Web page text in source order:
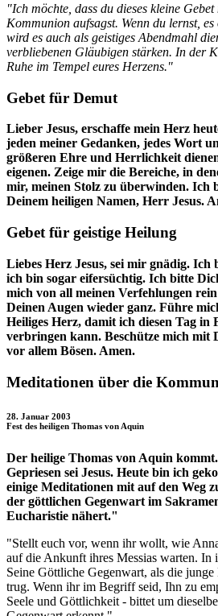
"Ich möchte, dass du dieses kleine
Kommunion aufsagst. Wenn du lernst, es
wird es auch als geistiges Abendmahl
verbliebenen Gläubigen stärken. In der
Ruhe im Tempel eures Herzens."
Gebet für Demut
Lieber Jesus, erschaffe mein Herz
jeden meiner Gedanken, jedes Wort
größeren Ehre und Herrlichkeit
eigenen. Zeige mir die Bereiche, in
mir, meinen Stolz zu überwinden. Ich
Deinem heiligen Namen, Herr Jesus.
Gebet für geistige Heilung
Liebes Herz Jesus, sei mir gnädig. Ich
ich bin sogar eifersüchtig. Ich bitte
mich von all meinen Verfehlungen
Deinen Augen wieder ganz. Führe
Heiliges Herz, damit ich diesen Tag in
verbringen kann. Beschütze mich mit
vor allem Bösen. Amen.
Meditationen über die
28. Januar 2003
Fest des heiligen Thomas von Aquin
Der heilige Thomas von Aquin kommt.
Gepriesen sei Jesus. Heute bin ich
einige Meditationen mit auf den Weg
der göttlichen Gegenwart im
Eucharistie nähert."
"Stellt euch vor, wenn ihr wollt, wie
auf die Ankunft ihres Messias warten. In
Seine Göttliche Gegenwart, als die
trug. Wenn ihr im Begriff seid, Ihn zu
Seele und Göttlichkeit - bittet um